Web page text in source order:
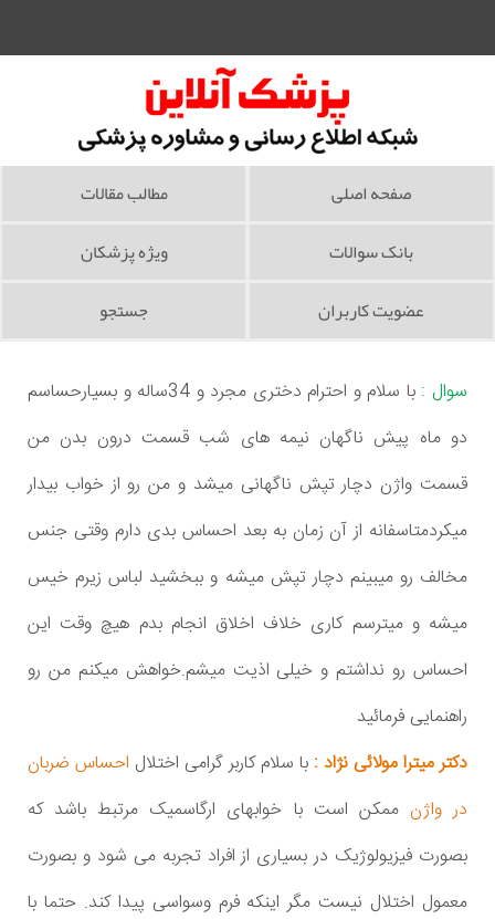
صفحه اصلی
مطالب مقالات
بانک سوالات
ویژه پزشکان
عضویت کاربران
جستجو
سوال :
با سلام و احترام دختری مجرد و 34ساله و بسیارحساسم
دو ماه پیش ناگهان نیمه های شب قسمت درون بدن من
قسمت واژن دچار تپش ناگهانی میشد و من رو از خواب بیدار
میکردمتاسفانه از آن زمان به بعد احساس بدی دارم وقتی جنس
مخالف رو میبینم دچار تپش میشه و ببخشید لباس زیرم خیس
میشه و میترسم کاری خلاف اخلاق انجام بدم هیچ وقت این
احساس رو نداشتم و خیلی اذیت میشم.خواهش میکنم من رو
راهنمایی فرمائید
دکتر میترا مولائی نژاد : با سلام کاربر گرامی اختلال احساس ضربان
در واژن ممکن است با خوابهای ارگاسمیک مرتبط باشد که
بصورت فیزیولوژیک در بسیاری از افراد تجربه می شود و بصورت
معمول اختلال نیست مگر اینکه فرم وسواسی پیدا کند. حتما با